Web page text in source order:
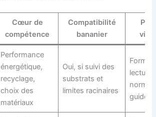
Cœur de
compétence
Compatibilité
bananier
Performance
énergétique,
recyclage,
choix des
matériaux
Oui, si suivi des
substrats et
limites racinaires
Former
lecture
guides